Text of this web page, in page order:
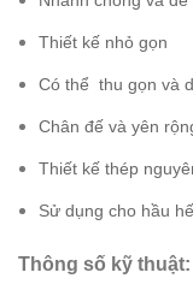
Thiết kế nhỏ gọn
Có thể thu gọn và
Chân đế và yên
Thiết kế thép
Sử dụng cho hầu
Thông số kỹ thuật: